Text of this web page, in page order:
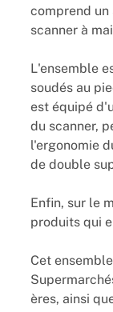
comprend un
scanner à
L'ensemble
soudés au
est équipé
du scanner,
l'ergonomie
de double
Enfin, sur le
produits qui
Cet
ères, ainsi